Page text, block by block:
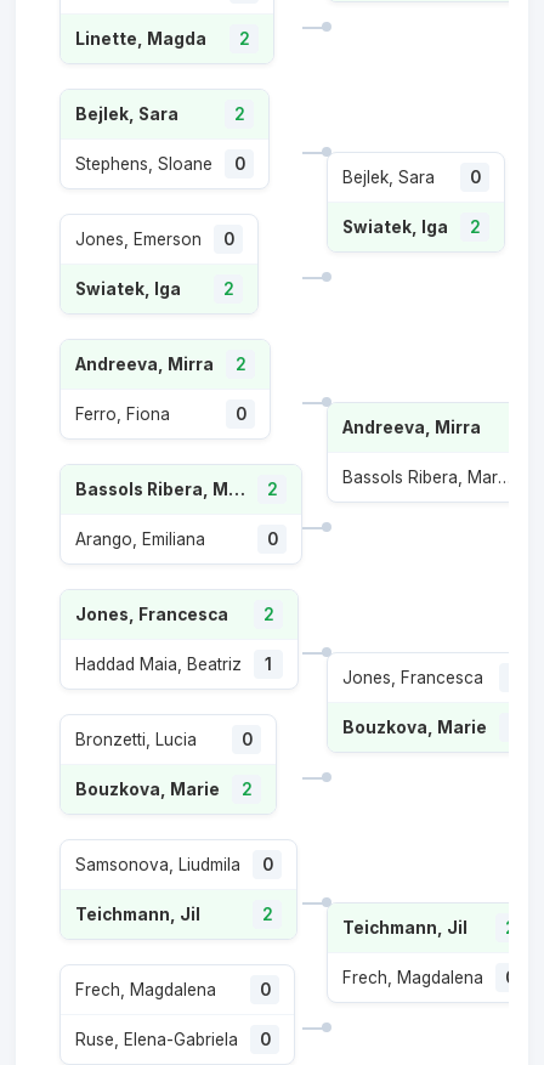
Linette, Magda 2
Bejlek, Sara 2
Stephens, Sloane 0
Jones, Emerson 0
Swiatek, Iga 2
Andreeva, Mirra 2
Ferro, Fiona 0
Bassols Ribera, Marina 2
Arango, Emiliana 0
Jones, Francesca 2
Haddad Maia, Beatriz 1
Bronzetti, Lucia 0
Bouzkova, Marie 2
Samsonova, Liudmila 0
Teichmann, Jil 2
Frech, Magdalena 0
Ruse, Elena-Gabriela 0
Bejlek, Sara 0
Swiatek, Iga 2
Andreeva, Mirra
Bassols Ribera, Marina
Jones, Francesca
Bouzkova, Marie
Teichmann, Jil 2
Frech, Magdalena 0